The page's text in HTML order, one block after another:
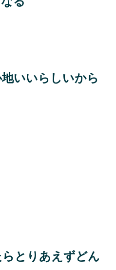
いいらしいから
とりあえずどん